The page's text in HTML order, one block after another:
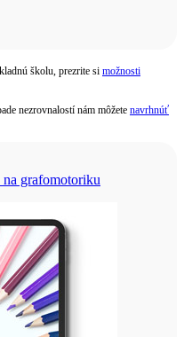
školu, prezrite si možnosti
nezrovnalostí nám môžete navrhnúť